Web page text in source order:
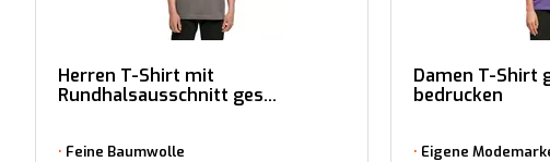
Herren T-Shirt mit
Rundhalsausschnitt ges...
Feine Baumwolle
Damen T-Shirt
bedrucken
Eigene